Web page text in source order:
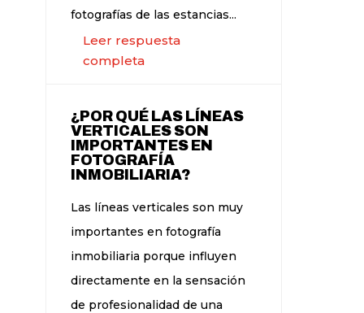
fotografías de las estancias...
Leer respuesta
completa
¿POR QUÉ LAS LÍNEAS
VERTICALES SON
IMPORTANTES EN
FOTOGRAFÍA
INMOBILIARIA?
Las líneas verticales son muy
importantes en fotografía
inmobiliaria porque influyen
directamente en la sensación
de profesionalidad de una